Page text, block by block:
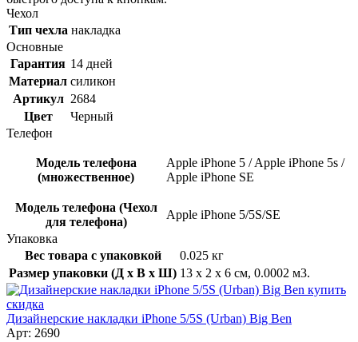
Чехол
Тип чехла накладка
Основные
Гарантия 14 дней
Материал силикон
Артикул 2684
Цвет
Черный
Телефон
Модель телефона
(множественное)
Apple iPhone 5 / Apple iPhone 5s /
Apple iPhone SE
Модель телефона (Чехол
для телефона)
Apple iPhone 5/5S/SE
Упаковка
Вес товара с упаковкой
0.025 кг
Размер упаковки (Д x В x Ш) 13 x 2 x 6 см, 0.0002 м3.
скидка
Дизайнерские накладки iPhone 5/5S (Urban) Big Ben
Арт: 2690